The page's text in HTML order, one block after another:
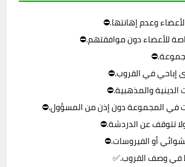
وعدم إهانتها.⛔
للأعضاء دون موافقتهم.⛔
إباحي في القروب.⛔
الدينية والمذهبية.⛔
في المجموعة دون إذن من المسؤول.⛔
تتوقف عن الدردشة.⛔
أو الفيروسات.⛔
في وصف القروب.✅